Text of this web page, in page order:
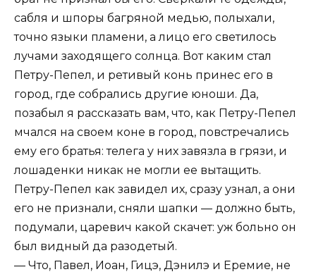
сабля и шпоры багряной медью, полыхали,
точно языки пламени, а лицо его светилось
лучами заходящего солнца. Вот каким стал
Петру-Пепел, и ретивый конь принес его в
город, где собрались другие юноши. Да,
позабыл я рассказать вам, что, как Петру-Пепел
мчался на своем коне в город, повстречались
ему его братья: телега у них завязла в грязи, и
лошаденки никак не могли ее вытащить.
Петру-Пепел как завидел их, сразу узнал, а они
его не признали, сняли шапки — должно быть,
подумали, царевич какой скачет: уж больно он
был видный да разодетый.
— Что, Павел, Иоан, Гицэ, Дэнилэ и Еремие, не